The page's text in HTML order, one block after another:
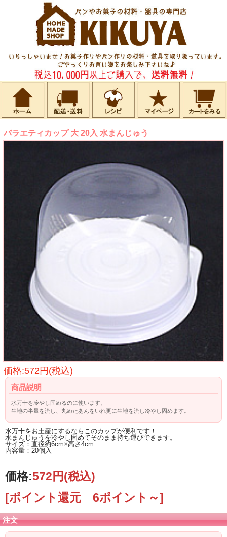
バラエティカップ 大 20入 水まんじゅう
価格:572円(税込)
商品説明
水万十を冷やし固めるのに使います。
生地の半量を流し、丸めたあんをいれ更に生地を流し冷やし固めます。
水万十をお土産にするならこのカップが便利です！
水まんじゅうを冷やし固めてそのまま持ち運びできます。
サイズ：直径約6cm×高さ4cm
内容量：20個入
価格:572円(税込)
[ポイント還元 6ポイント～]
注文